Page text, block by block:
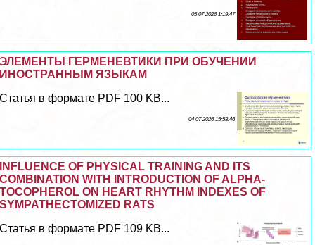
05 07 2026 1:19:47
ЭЛЕМЕНТЫ ГЕРМЕНЕВТИКИ ПРИ ОБУЧЕНИИ
ИНОСТРАННЫМ ЯЗЫКАМ
Статья в формате PDF 100 KB...
04 07 2026 15:58:46
INFLUENCE OF PHYSICAL TRAINING AND ITS
COMBINATION WITH INTRODUCTION OF ALPHA-
TOCOPHEROL ON HEART RHYTHM INDEXES OF
SYMPATHECTOMIZED RATS
Статья в формате PDF 109 KB...